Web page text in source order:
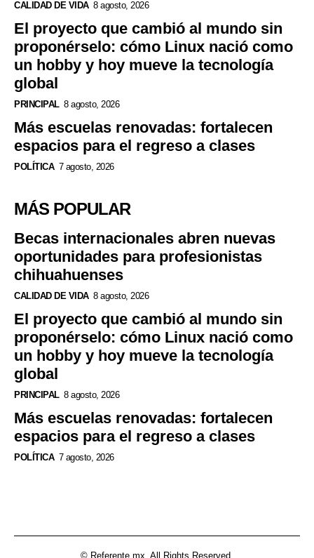
CALIDAD DE VIDA 8 agosto, 2026
El proyecto que cambió al mundo sin
proponérselo: cómo Linux nació como
un hobby y hoy mueve la tecnología
global
PRINCIPAL 8 agosto, 2026
Más escuelas renovadas: fortalecen
espacios para el regreso a clases
POLÍTICA 7 agosto, 2026
MÁS POPULAR
Becas internacionales abren nuevas
oportunidades para profesionistas
chihuahuenses
CALIDAD DE VIDA 8 agosto, 2026
El proyecto que cambió al mundo sin
proponérselo: cómo Linux nació como
un hobby y hoy mueve la tecnología
global
PRINCIPAL 8 agosto, 2026
Más escuelas renovadas: fortalecen
espacios para el regreso a clases
POLÍTICA 7 agosto, 2026
© Referente.mx. All Rights Reserved.